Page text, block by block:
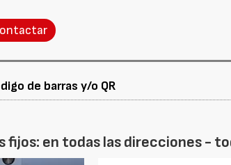
de barras y/o QR
fijos: en todas las direcciones -